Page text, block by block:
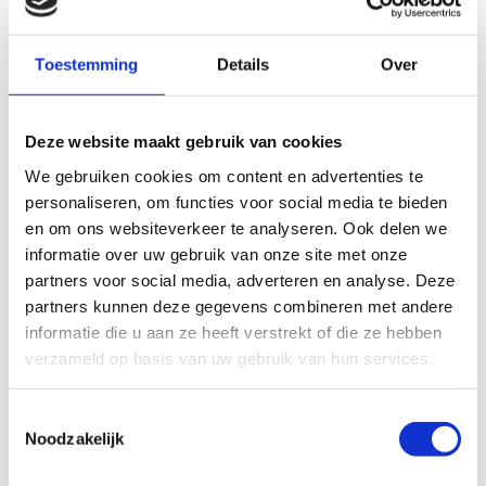
Toestemming Details Over
Deze website maakt gebruik van cookies
We gebruiken cookies om content en advertenties te
personaliseren, om functies voor social media te bieden
en om ons websiteverkeer te analyseren. Ook delen we
informatie over uw gebruik van onze site met onze
partners voor social media, adverteren en analyse. Deze
partners kunnen deze gegevens combineren met andere
informatie die u aan ze heeft verstrekt of die ze hebben
verzameld op basis van uw gebruik van hun services.
Noodzakelijk
Vraag
Liever persoonlijk contact?Geenenkel probleem!
+31 (0)24 20 30 213
info@electromedico.nl